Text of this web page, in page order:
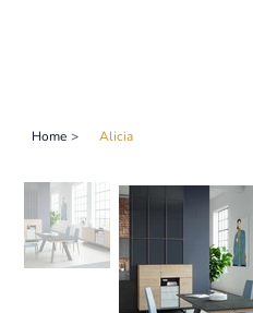
Home > Alicia